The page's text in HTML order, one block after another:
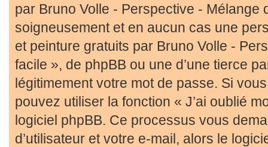
par Bruno Volle - Perspective -
soigneusement et en aucun cas une
et peinture gratuits par Bruno Volle -
facile », de phpBB ou une d’une tierce
légitimement votre mot de passe. Si
pouvez utiliser la fonction « J’ai oublié
logiciel phpBB. Ce processus vous
d’utilisateur et votre e-mail, alors le